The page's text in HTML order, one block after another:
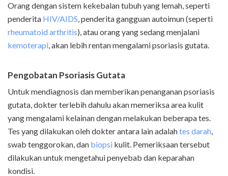
Orang dengan sistem kekebalan tubuh yang lemah, seperti
penderita HIV/AIDS, penderita gangguan autoimun (seperti
rheumatoid arthritis), atau orang yang sedang menjalani
kemoterapi, akan lebih rentan mengalami psoriasis gutata.
Pengobatan Psoriasis Gutata
Untuk mendiagnosis dan memberikan penanganan psoriasis
gutata, dokter terlebih dahulu akan memeriksa area kulit
yang mengalami kelainan dengan melakukan beberapa tes.
Tes yang dilakukan oleh dokter antara lain adalahtes darah,
swab tenggorokan, dan biopsi kulit. Pemeriksaan tersebut
dilakukan untuk mengetahui penyebab dan keparahan
kondisi.